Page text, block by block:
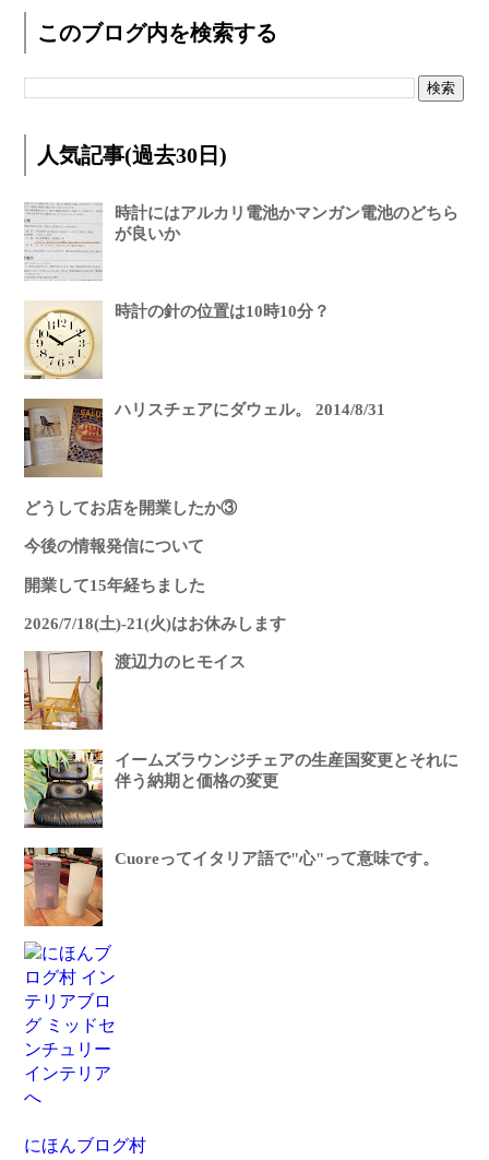
このブログ内を検索する
人気記事(過去30日)
時計にはアルカリ電池かマンガン電池のどちら
が良いか
時計の針の位置は10時10分？
ハリスチェアにダウェル。 2014/8/31
どうしてお店を開業したか③
今後の情報発信について
開業して15年経ちました
2026/7/18(土)-21(火)はお休みします
渡辺力のヒモイス
イームズラウンジチェアの生産国変更とそれに
伴う納期と価格の変更
Cuoreってイタリア語で"心"って意味です。
にほんブログ村